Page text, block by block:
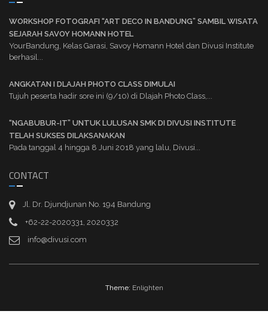
WORKSHOP FOTOGRAFI “ART DECO IN BANDUNG” SAMBIL WISATA
SEJARAH SAVOY HOMANN HOTEL
YourBandung, Kelas Garasi, Savoy Homann Hotel dan Divusi Institute
berhasil...
ANGKATAN I DLAJAH PHOTO CLASS DIMULAI
Tujuh peserta hadir sore ini (9/10) di Dlajah Photo Class,...
“NGABUBUR-IT” UNTUK LULUSAN SMK DI DIVUSI INSTITUTE
TELAH SUKSES DILAKSANAKAN
Pada tanggal 4 hingga 8 Juni 2018 yang lalu, Divusi...
CONTACT
Jl. Dr. Djundjunan No. 194 Bandung
+62-22-2020331, 2020332
info@divusi.com
Theme: Enlighten